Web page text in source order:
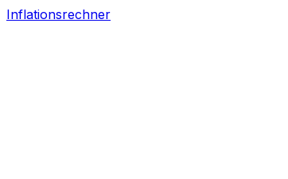
Inflationsrechner